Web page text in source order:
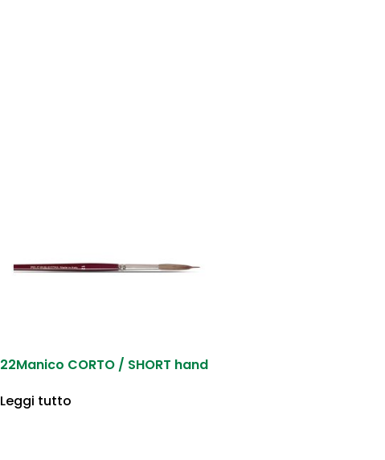
22Manico CORTO / SHORT hand
Leggi tutto